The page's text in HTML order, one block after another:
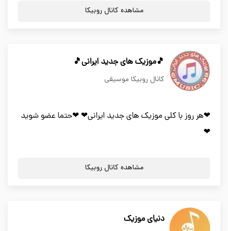
مشاهده کانال روبیکا
🎵موزیک های جدید ایرانی🎵
کانال روبیکا موسیقی
❤هر روز با کلی موزیک های جدید ایرانی❤ ❤حتما عضو شوید
❤
مشاهده کانال روبیکا
دنیای موزیک